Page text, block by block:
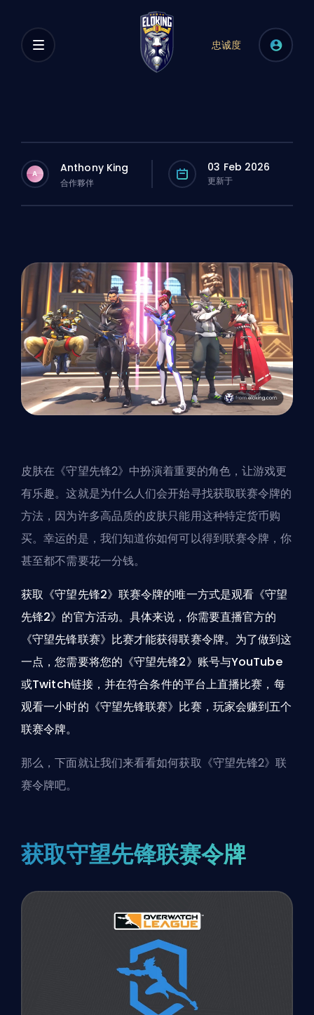
忠诚度
A Anthony King
合作夥伴
03 Feb 2026
更新于
皮肤在《守望先锋2》中扮演着重要的角色，让游戏更
有乐趣。这就是为什么人们会开始寻找获取联赛令牌的
方法，因为许多高品质的皮肤只能用这种特定货币购
买。幸运的是，我们知道你如何可以得到联赛令牌，你
甚至都不需要花一分钱。
获取《守望先锋2》联赛令牌的唯一方式是观看《守望
先锋2》的官方活动。具体来说，你需要直播官方的
《守望先锋联赛》比赛才能获得联赛令牌。为了做到这
一点，您需要将您的《守望先锋2》账号与YouTube
或Twitch链接，并在符合条件的平台上直播比赛，每
观看一小时的《守望先锋联赛》比赛，玩家会赚到五个
联赛令牌。
那么，下面就让我们来看看如何获取《守望先锋2》联
赛令牌吧。
获取守望先锋联赛令牌